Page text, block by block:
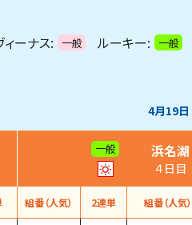
ィーナス: 一般 ルーキー: 一般
4月19日
一般 浜名湖
４日目
組番（人気） 2連単 組番（人気）